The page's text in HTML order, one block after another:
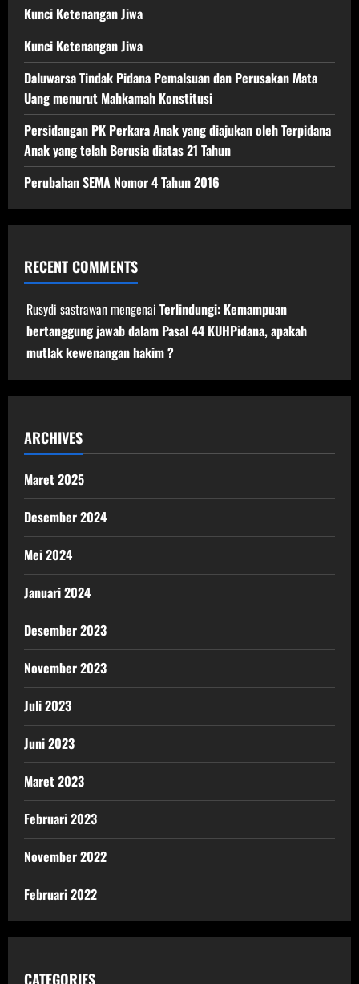
kepada
kas
pemerintah
pusat
atau
pemerintah
daerah
Kunci Ketenangan Jiwa
Kunci Ketenangan Jiwa
Daluwarsa Tindak Pidana Pemalsuan dan Perusakan Mata
Uang menurut Mahkamah Konstitusi
Persidangan PK Perkara Anak yang diajukan oleh Terpidana
Anak yang telah Berusia diatas 21 Tahun
Perubahan SEMA Nomor 4 Tahun 2016
RECENT COMMENTS
Rusydi sastrawanmengenai Terlindungi: Kemampuan
bertanggung jawab dalam Pasal 44 KUHPidana, apakah
mutlak kewenangan hakim ?
ARCHIVES
Maret 2025
Desember 2024
Mei 2024
Januari 2024
Desember 2023
November 2023
Juli 2023
Juni 2023
Maret 2023
Februari 2023
November 2022
Februari 2022
CATEGORIES